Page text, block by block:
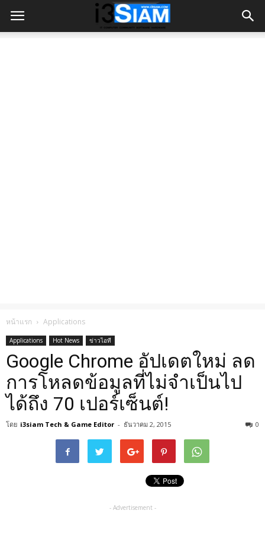
หน้าแรก Applications
Applications Hot News ข่าวไอที
Google Chrome อัปเดตใหม่ ลด
การโหลดข้อมูลที่ไม่จำเป็นไป
ได้ถึง 70 เปอร์เซ็นต์!
โดย i3siam Tech & Game Editor - ธันวาคม 2, 2015 0
- Advertisement -